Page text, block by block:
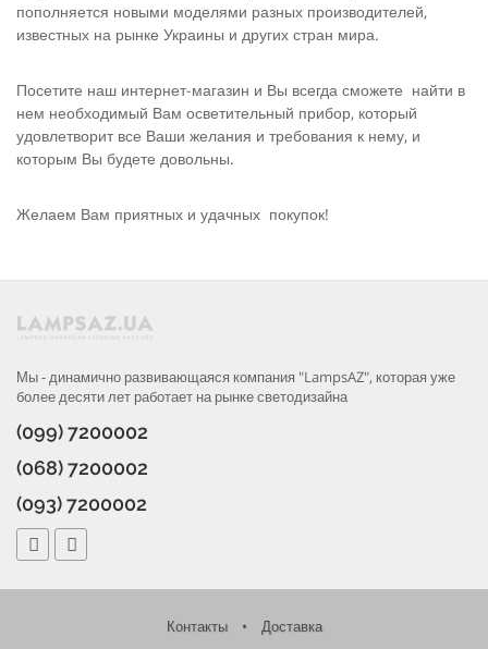
пополняется новыми моделями разных производителей,
известных на рынке Украины и других стран мира.
Посетите наш интернет-магазин и Вы всегда сможете найти в
нем необходимый Вам осветительный прибор, который
удовлетворит все Ваши желания и требования к нему, и
которым Вы будете довольны.
Желаем Вам приятных и удачных покупок!
Мы - динамично развивающаяся компания "LampsAZ", которая уже
более десяти лет работает на рынке светодизайна
(099) 7200002
(068) 7200002
(093) 7200002
Контакты • Доставка